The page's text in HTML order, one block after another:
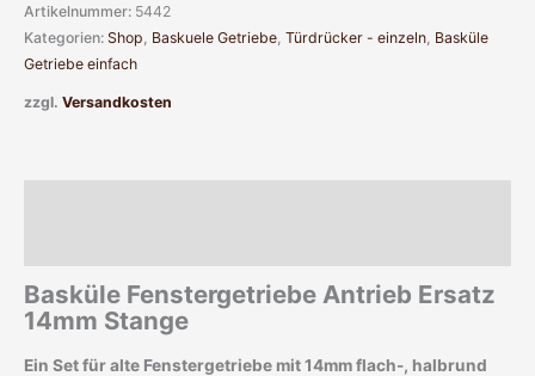
Artikelnummer: 5442
Kategorien: Shop Baskuele Getriebe Türdrücker - einzeln Basküle
Getriebe einfach
zzgl. Versandkosten
Basküle Fenstergetriebe Antrieb Ersatz
14mm Stange
Ein Set für alte Fenstergetriebe mit 14mm flach-, halbrund